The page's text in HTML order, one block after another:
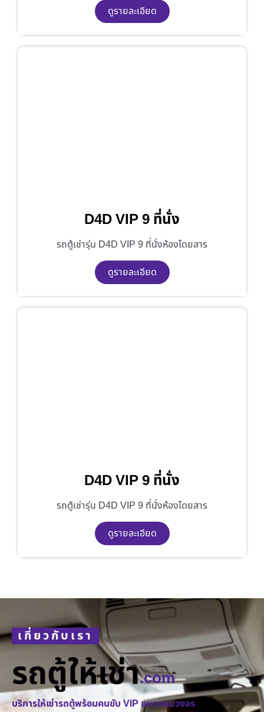
ดูรายละเอียด
D4D VIP 9 ที่นั่ง
รถตู้เช่ารุ่น D4D VIP 9 ที่นั่งห้องโดยสาร
ดูรายละเอียด
D4D VIP 9 ที่นั่ง
รถตู้เช่ารุ่น D4D VIP 9 ที่นั่งห้องโดยสาร
ดูรายละเอียด
เกี่ยวกับเรา
รถตู้ให้เช่า.com
บริการให้เช่ารถตู้พร้อมคนขับ VIP แบบครบวงจร